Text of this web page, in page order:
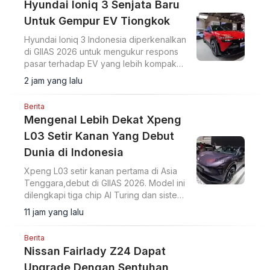
Hyundai Ioniq 3 Senjata Baru
Untuk Gempur EV Tiongkok
Hyundai Ioniq 3 Indonesia diperkenalkan
di GIIAS 2026 untuk mengukur respons
pasar terhadap EV yang lebih kompak
dari Ioniq 5.
2 jam yang lalu
Berita
Mengenal Lebih Dekat Xpeng
L03 Setir Kanan Yang Debut
Dunia di Indonesia
Xpeng L03 setir kanan pertama di Asia
Tenggara,debut di GIIAS 2026. Model ini
dilengkapi tiga chip AI Turing dan sistem
intelligent driving NGP VLA 2.0.
11 jam yang lalu
Berita
Nissan Fairlady Z24 Dapat
Upgrade Dengan Sentuhan